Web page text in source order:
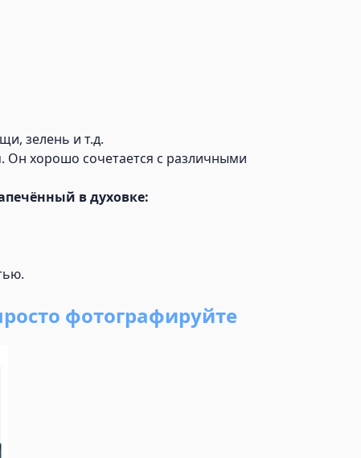
зелень и т.д.
Он хорошо сочетается с различными
в духовке:
фотографируйте